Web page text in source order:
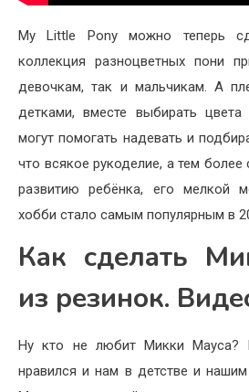
My Little Pony можно теперь
коллекция разноцветных пони
девочкам, так и мальчикам. А
детками, вместе выбирать
могут помогать надевать и
что всякое рукоделие, а тем
развитию ребёнка, его мелкой
хобби стало самым популярным в
Как сделать
из резинок.
Ну кто не любит Микки Мауса?
нравился и нам в детстве и